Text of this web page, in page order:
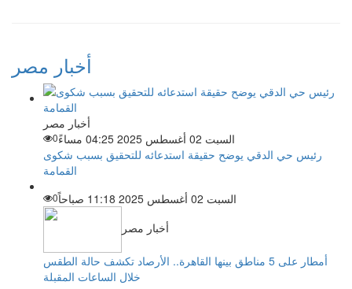
أخبار مصر
أخبار مصر
السبت 02 أغسطس 2025 04:25 مساءً
0
رئيس حي الدقي يوضح حقيقة استدعائه للتحقيق بسبب شكوى
القمامة
السبت 02 أغسطس 2025 11:18 صباحاً
0
أخبار مصر
أمطار على 5 مناطق بينها القاهرة.. الأرصاد تكشف حالة الطقس
خلال الساعات المقبلة